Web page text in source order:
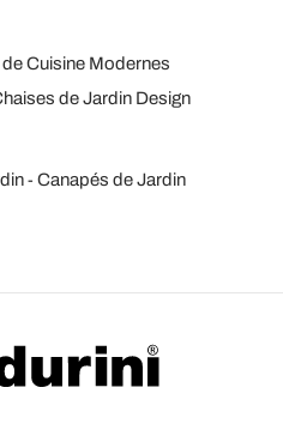
Cuisine Modernes
de Jardin Design
Canapés de Jardin